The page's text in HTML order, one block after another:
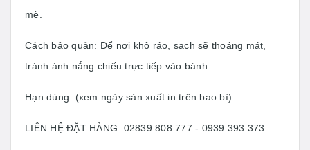
mè.
Cách bảo quản: Để nơi khô ráo, sạch sẽ thoáng mát,
tránh ánh nắng chiếu trực tiếp vào bánh.
Hạn dùng: (xem ngày sản xuất in trên bao bì)
LIÊN HỆ ĐẶT HÀNG: 02839.808.777 - 0939.393.373